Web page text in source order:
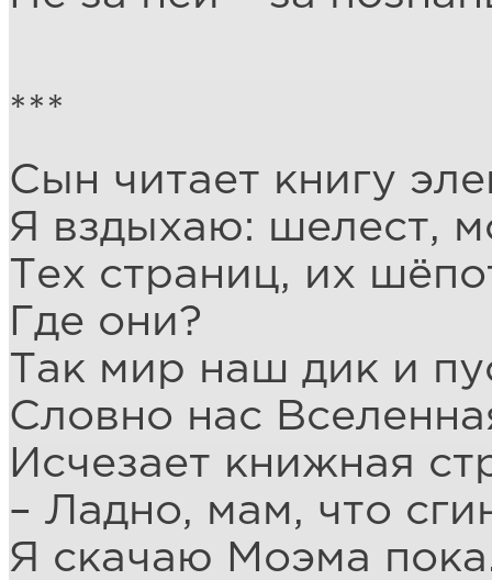
***
Сын читает книгу
Я вздыхаю: шелест,
Тех страниц, их
Где они?
Так мир наш дик и
Словно нас
Исчезает книжная
– Ладно, мам, что
Я скачаю Моэма